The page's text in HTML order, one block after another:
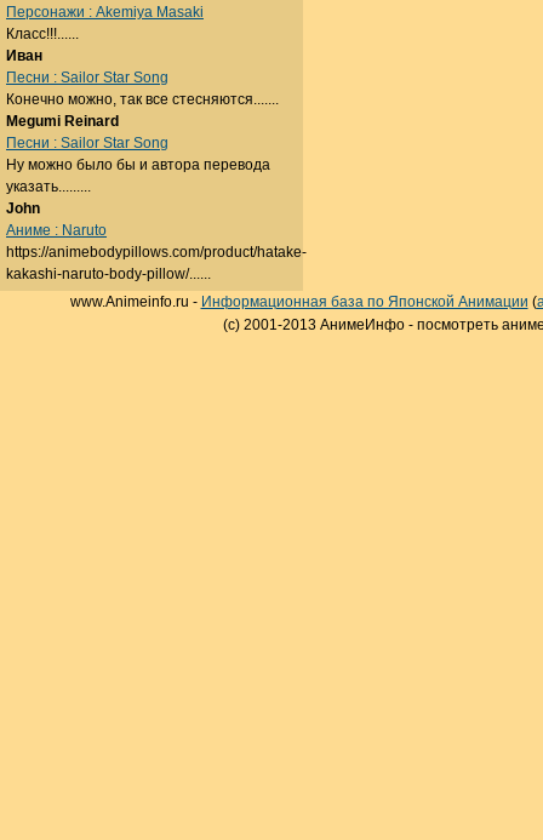
Персонажи : Akemiya Masaki
Класс!!!......
Иван
Песни : Sailor Star Song
Конечно можно, так все стесняются.......
Megumi Reinard
Песни : Sailor Star Song
Ну можно было бы и автора перевода
указать.........
John
Аниме : Naruto
https://animebodypillows.com/product/hatake-
kakashi-naruto-body-pillow/......
www.Animeinfo.ru - Информационная база по Японской Анимации (
(c) 2001-2013 АнимеИнфо - посмотреть